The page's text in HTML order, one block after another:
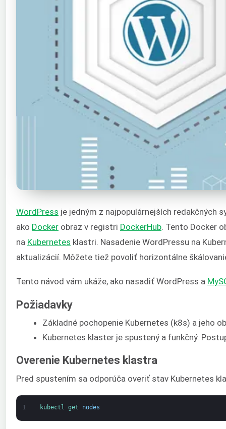
WordPress je jedným z najpopulárnejších redakčných
ako Docker obraz v registri DockerHub . Tento Docker
na Kubernetes klastri. Nasadenie WordPressu na
aktualizácií. Môžete tiež povoliť horizontálne
Tento návod vám ukáže, ako nasadiť WordPress a
Požiadavky
Základné pochopenie Kubernetes (k8s) a jeho
Kubernetes klaster je spustený a funkčný.
Overenie Kubernetes klastra
Pred spustením sa odporúča overiť stav Kubernetes
1 kubectl get nodes